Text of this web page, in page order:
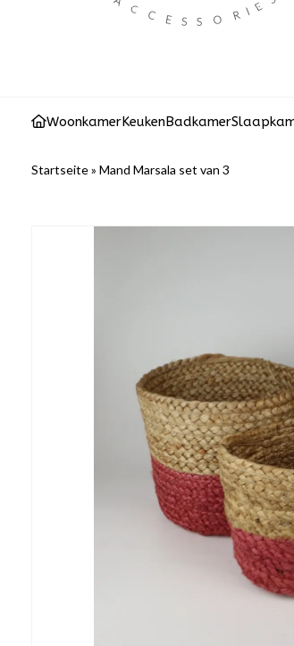
WoonkamerKeukenBadkamer
Startseite» Mand Marsala set van 3